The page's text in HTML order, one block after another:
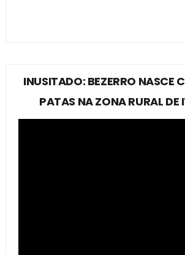
INUSITADO: BEZERRO NASCE
PATAS NA ZONA RURAL DE